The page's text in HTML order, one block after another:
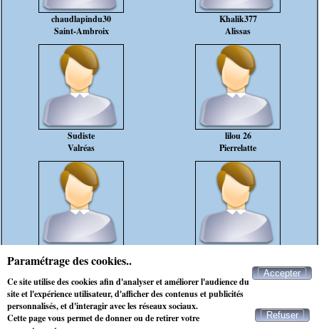
Paramétrage des cookies..
Ce site utilise des cookies afin d'analyser et améliorer l'audience du
site et l'expérience utilisateur, d'afficher des contenus et publicités
personnalisés, et d'interagir avec les réseaux sociaux.
Cette page vous permet de donner ou de retirer votre
Accepter
Refuser
chaudlapindu30
Saint-Ambroix
Khalik377
Alissas
Sudiste
Valréas
lilou 26
Pierrelatte
Les Vans
rencontre célibataire sainte-cecile-les-vignes
Contacter Maxichat